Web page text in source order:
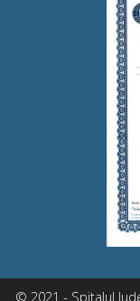
© 2021 - Spitalul